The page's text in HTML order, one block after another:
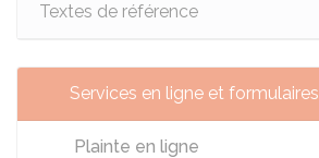
Textes de référence
Services en ligne et formulaires
Plainte en ligne